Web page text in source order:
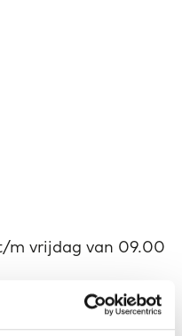
m vrijdag van 09.00
je naar:mijncfp